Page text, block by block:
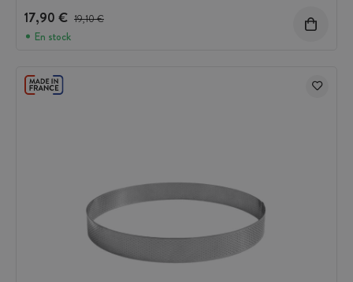
17,90 € Prix avant réduction :
19,10 €
En stock